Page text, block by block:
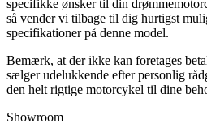
specifikke ønsker til din
så vender vi tilbage til dig hurtigst
specifikationer på denne model.
Bemærk, at der ikke kan foretages
sælger udelukkende efter personlig
den helt rigtige motorcykel til dine
Showroom